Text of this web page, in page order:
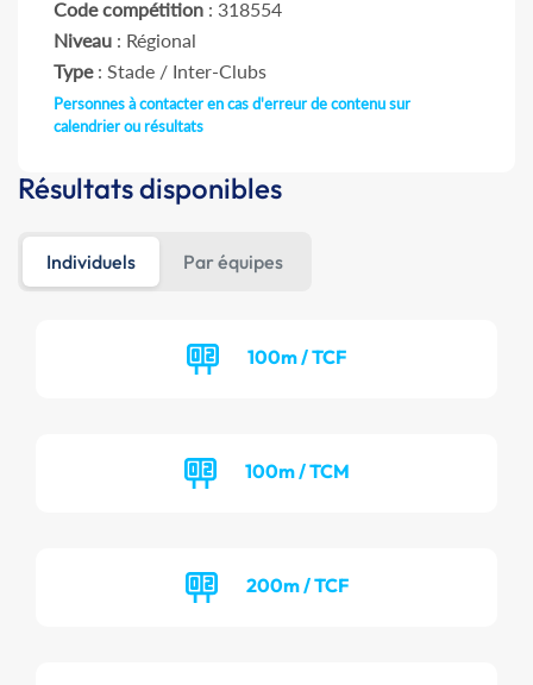
Code compétition : 318554
Niveau : Régional
Type: Stade / Inter-Clubs
Personnes à contacter en cas d'erreur de contenu sur
calendrier ou résultats
Résultats disponibles
Individuels Par équipes
100m / TCF
100m / TCM
200m / TCF